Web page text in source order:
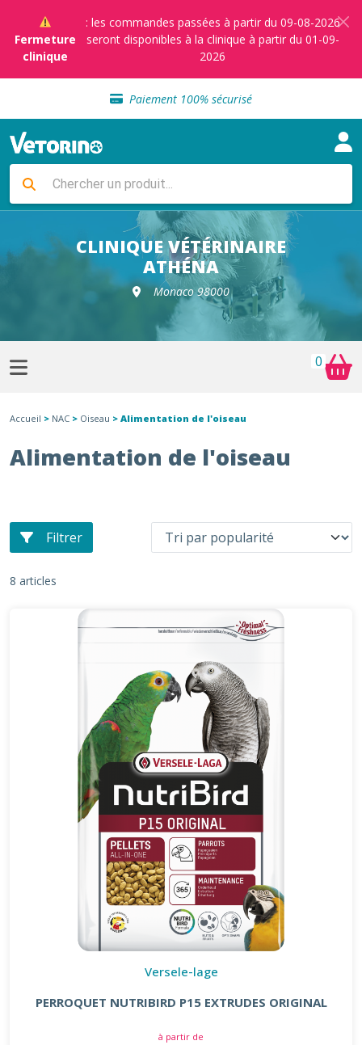
Fermeture
clinique
: les commandes passées à partir du 09-08-2026
seront disponibles à la clinique à partir du 01-09-
2026
Sélection de croquettes vétérinaire
Paiement 100% sécurisé
Livraison gratuite en clinique vétérinaire
Sélection de croquettes vétérinaire
Livraison gratuite en clinique vétérinaire
Retour gratuit en clinique
Sélection de croquettes vétérinaire
CLINIQUE VÉTÉRINAIRE
ATHÉNA
Monaco 98000
0
Accueil > NAC > Oiseau > Alimentation de l'oiseau
Alimentation de l'oiseau
Filtrer
8 articles
Versele-lage
PERROQUET NUTRIBIRD P15 EXTRUDES ORIGINAL
à partir de